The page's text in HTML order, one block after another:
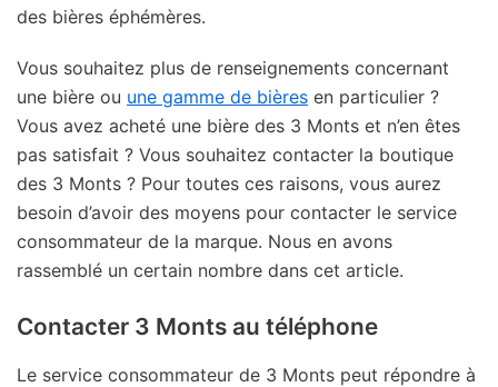
des bières éphémères.
Vous souhaitez plus de renseignements concernant
une bière ou une gamme de bières en particulier ?
Vous avez acheté une bière des 3 Monts et n’en êtes
pas satisfait ? Vous souhaitez contacter la boutique
des 3 Monts ? Pour toutes ces raisons, vous aurez
besoin d’avoir des moyens pour contacter le service
consommateur de la marque. Nous en avons
rassemblé un certain nombre dans cet article.
Contacter 3 Monts au téléphone
Le service consommateur de 3 Monts peut répondre à